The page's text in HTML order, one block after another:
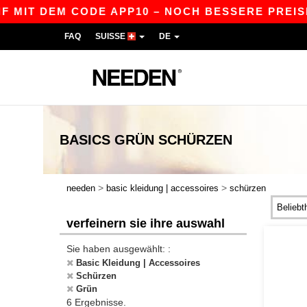
DEM CODE APP10 – NOCH BESSERE PREISE
FAQ SUISSE DE
BASICS GRÜN SCHÜRZEN
needen > basic kleidung | accessoires > schürzen
verfeinern sie ihre auswahl
Sie haben ausgewählt: :
Basic Kleidung | Accessoires
Schürzen
Grün
6 Ergebnisse.